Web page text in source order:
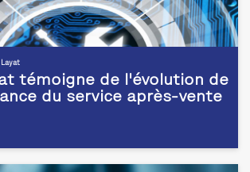
Layat
témoigne de l'évolution de
du service après-vente